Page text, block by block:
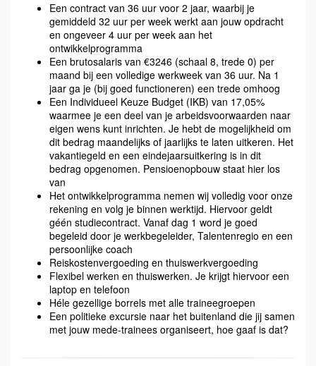
Een contract van 36 uur voor 2 jaar, waarbij je
gemiddeld 32 uur per week werkt aan jouw opdracht
en ongeveer 4 uur per week aan het
ontwikkelprogramma
Een brutosalaris van €3246 (schaal 8, trede 0) per
maand bij een volledige werkweek van 36 uur. Na 1
jaar ga je (bij goed functioneren) een trede omhoog
Een Individueel Keuze Budget (IKB) van 17,05%
waarmee je een deel van je arbeidsvoorwaarden naar
eigen wens kunt inrichten. Je hebt de mogelijkheid om
dit bedrag maandelijks of jaarlijks te laten uitkeren. Het
vakantiegeld en een eindejaarsuitkering is in dit
bedrag opgenomen. Pensioenopbouw staat hier los
van
Het ontwikkelprogramma nemen wij volledig voor onze
rekening en volg je binnen werktijd. Hiervoor geldt
géén studiecontract. Vanaf dag 1 word je goed
begeleid door je werkbegeleider, Talentenregio en een
persoonlijke coach
Reiskostenvergoeding en thuiswerkvergoeding
Flexibel werken en thuiswerken. Je krijgt hiervoor een
laptop en telefoon
Héle gezellige borrels met alle traineegroepen
Een politieke excursie naar het buitenland die jij samen
met jouw mede-trainees organiseert, hoe gaaf is dat?